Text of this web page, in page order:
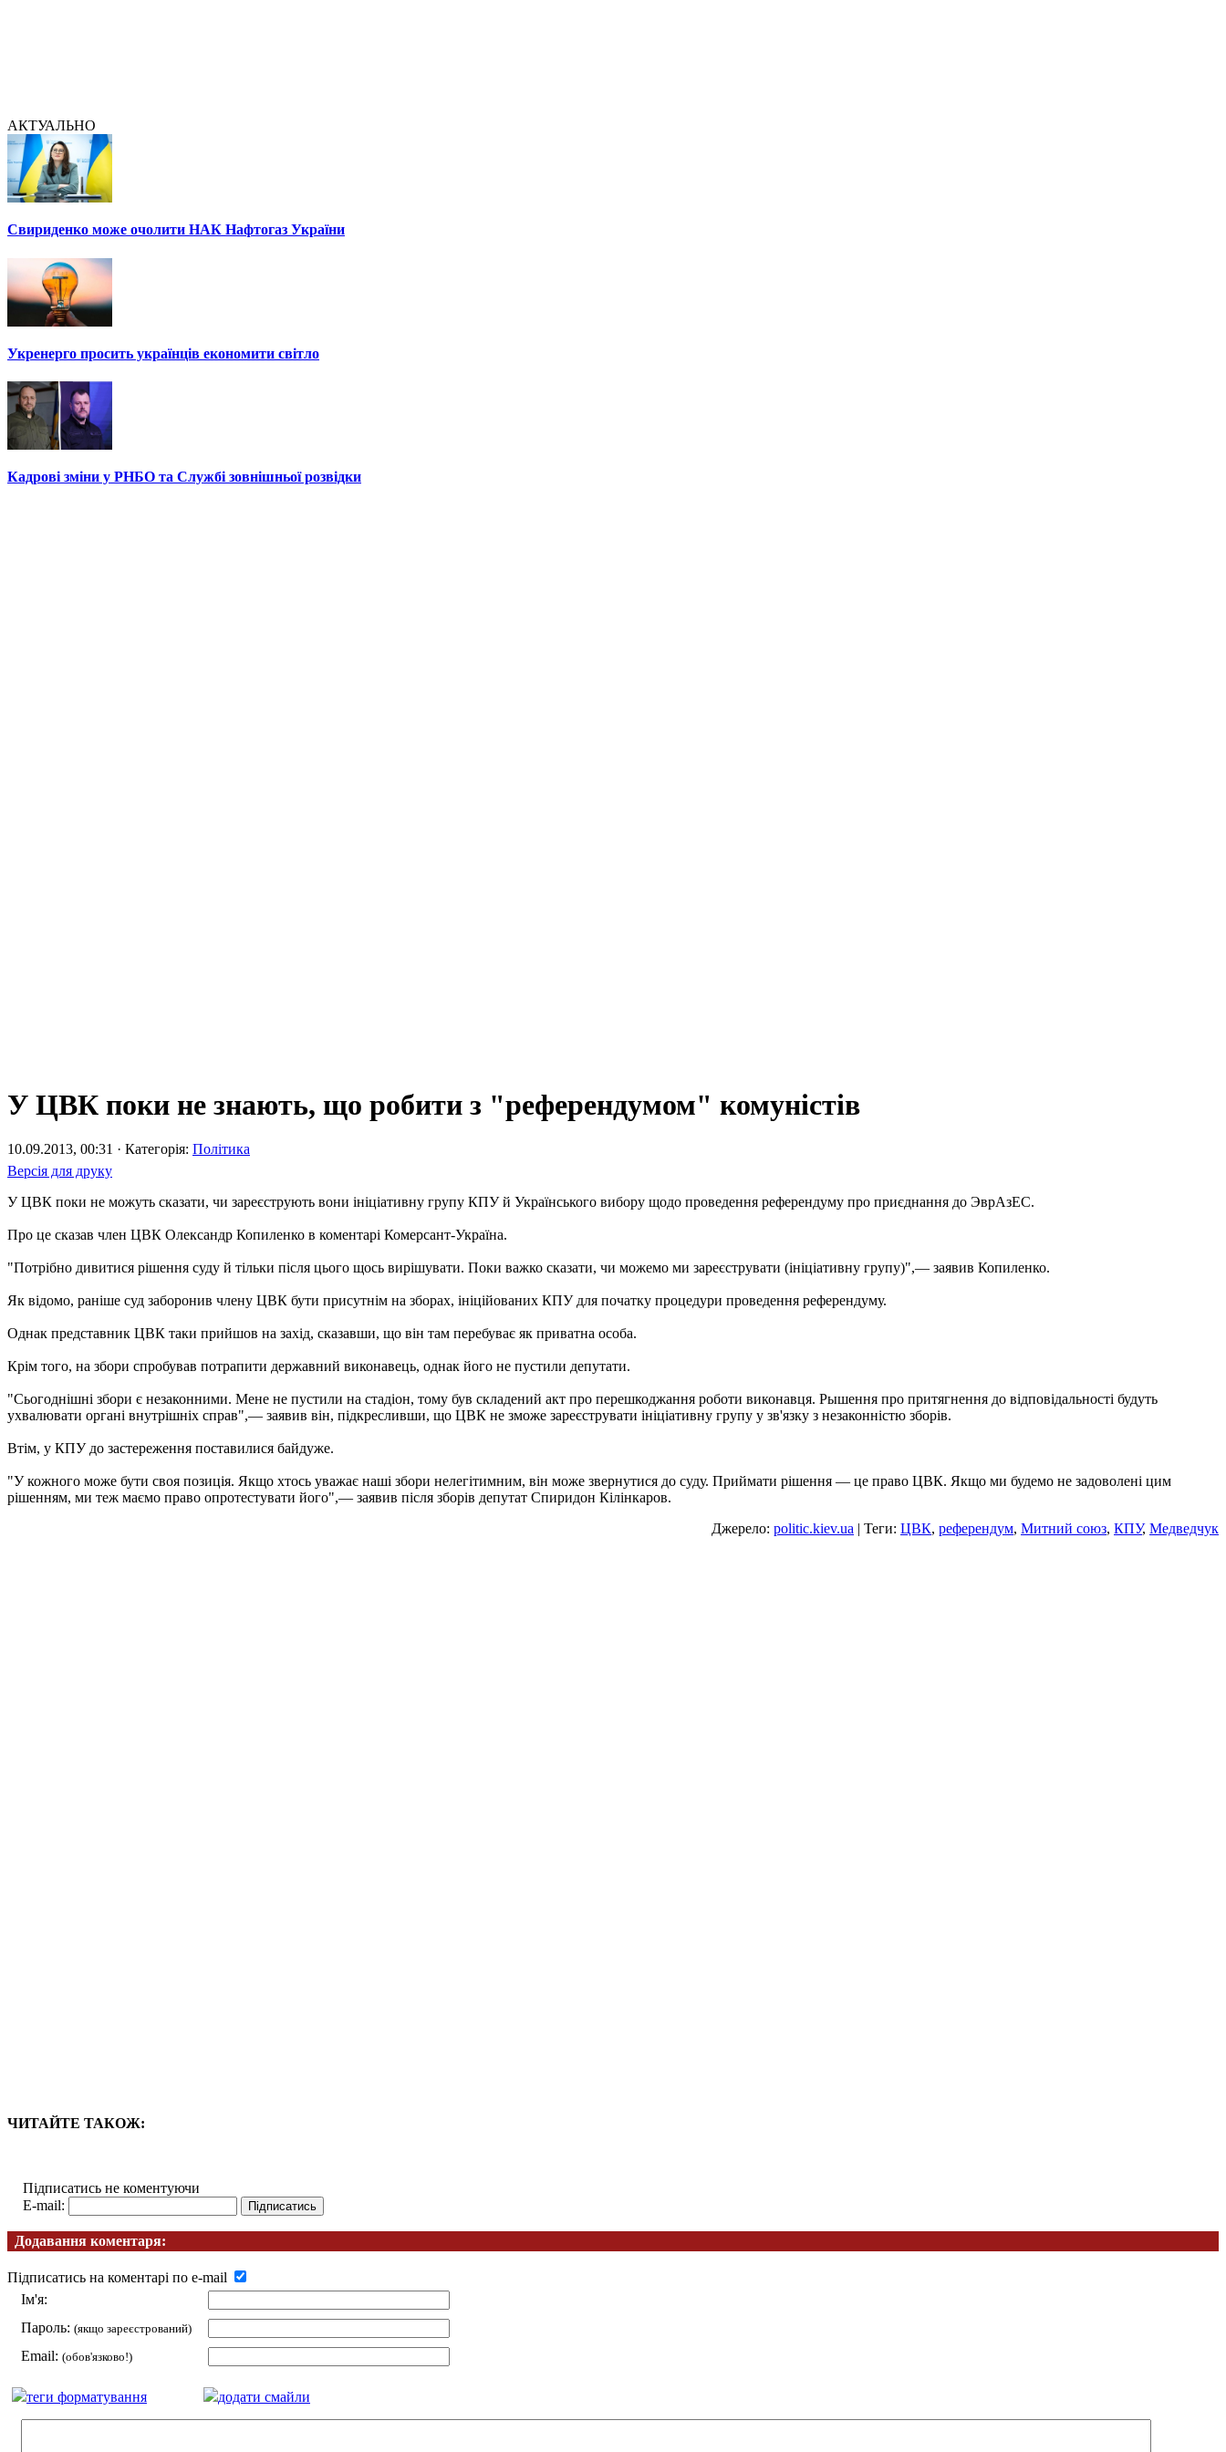
АКТУАЛЬНО
Свириденко може очолити НАК Нафтогаз України
Укренерго просить українців економити світло
Кадрові зміни у РНБО та Службі зовнішньої розвідки
У ЦВК поки не знають, що робити з "референдумом" комуністів
10.09.2013, 00:31 · Категорія: Політика
Версія для друку
У ЦВК поки не можуть сказати, чи зареєструють вони ініціативну групу КПУ й Українського вибору щодо проведення референдуму про приєднання до ЭврАзЕС.
Про це сказав член ЦВК Олександр Копиленко в коментарі Комерсант-Україна.
"Потрібно дивитися рішення суду й тільки після цього щось вирішувати. Поки важко сказати, чи можемо ми зареєструвати (ініціативну групу)",— заявив Копиленко.
Як відомо, раніше суд заборонив члену ЦВК бути присутнім на зборах, ініційованих КПУ для початку процедури проведення референдуму.
Однак представник ЦВК таки прийшов на захід, сказавши, що він там перебуває як приватна особа.
Крім того, на збори спробував потрапити державний виконавець, однак його не пустили депутати.
"Сьогоднішні збори є незаконними. Мене не пустили на стадіон, тому був складений акт про перешкоджання роботи виконавця. Рышення про притягнення до відповідальності будуть
ухвалювати органі внутрішніх справ",— заявив він, підкресливши, що ЦВК не зможе зареєструвати ініціативну групу у зв'язку з незаконністю зборів.
Втім, у КПУ до застереження поставилися байдуже.
"У кожного може бути своя позиція. Якщо хтось уважає наші збори нелегітимним, він може звернутися до суду. Приймати рішення — це право ЦВК. Якщо ми будемо не задоволені цим
рішенням, ми теж маємо право опротестувати його",— заявив після зборів депутат Спиридон Кілінкаров.
Джерело: politic.kiev.ua | Теги: ЦВК, референдум, Митний союз, КПУ, Медведчук
ЧИТАЙТЕ ТАКОЖ:
Підписатись не коментуючи
E-mail:
Додавання коментаря:
Підписатись на коментарі по e-mail
Ім'я:
Пароль: (якщо зареєстрований)
Email: (обов'язково!)
теги форматування додати смайли